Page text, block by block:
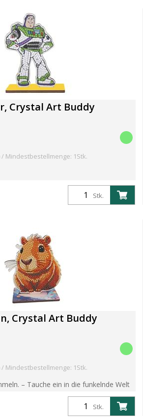
Crystal Art Buddy
/ Mindestbestellmenge: 1Stk.
Stk.
Crystal Art Buddy
/ Mindestbestellmenge: 1Stk.
– Tauche ein in die funkelnde Welt
Buddies! Entdecke die brandneue
Kollektion – eine faszin...Stk.